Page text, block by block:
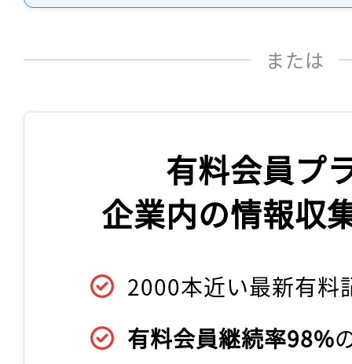
または
有料会員プ
企業内の情報収
2000本近い最新有料
有料会員継続率98%